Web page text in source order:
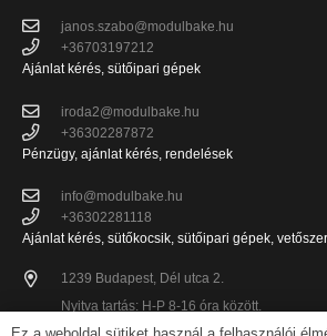
janos.szabo@modulbake.hu
+36703197212
Ajánlat kérés, sütőipari gépek
iroda2@modulbake.hu
+36302287872
Pénzügy, ajánlat kérés, rendelések
info@modulbake.hu
+36302281118
Ajánlat kérés, sütőkocsik, sütőipari gépek,
1239 Budapest, Dél utca 2.
Nyitva tartás: H-P 8-16 óra között.